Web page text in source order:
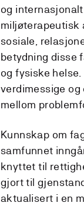
og
miljøterapeutisk
sosiale,
betydning disse
og fysiske
verdimessige
mellom
Kunnskap om
samfunnet
knyttet til
gjort til
aktualisert i en